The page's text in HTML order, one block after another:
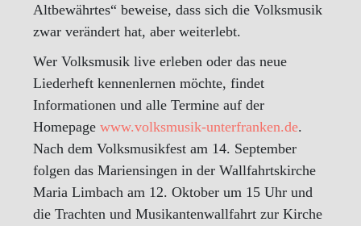
Altbewährtes“ beweise, dass sich die Volksmusik
zwar verändert hat, aber weiterlebt.
Wer Volksmusik live erleben oder das neue
Liederheft kennenlernen möchte, findet
Informationen und alle Termine auf der
Homepage www.volksmusik-unterfranken.de.
Nach dem Volksmusikfest am 14. September
folgen das Mariensingen in der Wallfahrtskirche
Maria Limbach am 12. Oktober um 15 Uhr und
die Trachten und Musikantenwallfahrt zur Kirche